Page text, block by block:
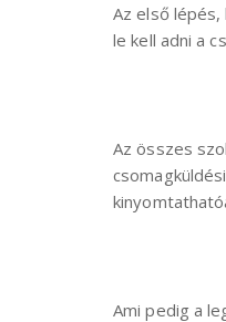
Az első
le kell adni a
Az összes
Ami pedig a